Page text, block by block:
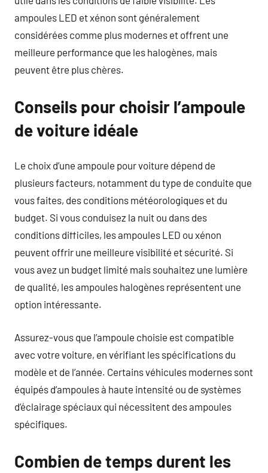
ampoules LED et xénon sont généralement
considérées comme plus modernes et offrent une
meilleure performance que les halogènes, mais
peuvent être plus chères.
Conseils pour choisir l’ampoule
de voiture idéale
Le choix d’une ampoule pour voiture dépend de
plusieurs facteurs, notamment du type de conduite que
vous faites, des conditions météorologiques et du
budget. Si vous conduisez la nuit ou dans des
conditions difficiles, les ampoules LED ou xénon
peuvent offrir une meilleure visibilité et sécurité. Si
vous avez un budget limité mais souhaitez une lumière
de qualité, les ampoules halogènes représentent une
option intéressante.
Assurez-vous que l’ampoule choisie est compatible
avec votre voiture, en vérifiant les spécifications du
modèle et de l’année. Certains véhicules modernes sont
équipés d’ampoules à haute intensité ou de systèmes
d’éclairage spéciaux qui nécessitent des ampoules
spécifiques.
Combien de temps durent les